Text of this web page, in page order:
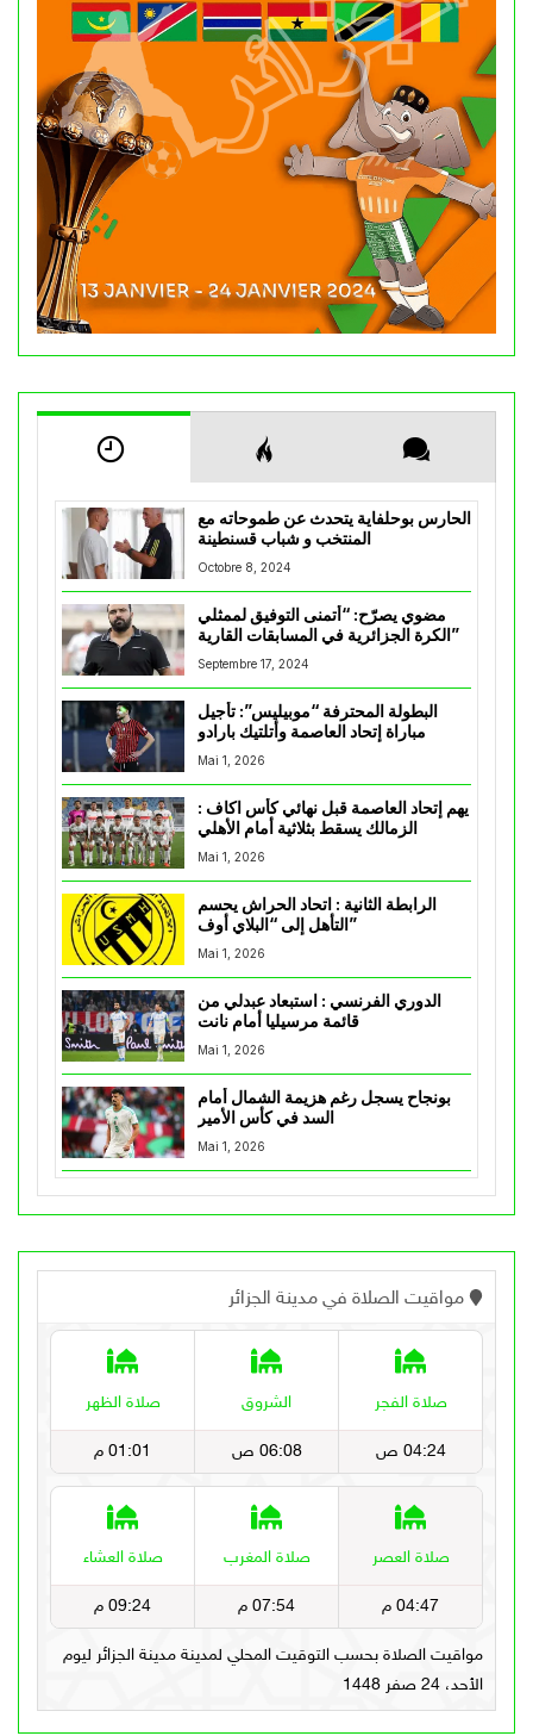
الحارس بوحلفاية يتحدث عن طموحاته مع
المنتخب و شباب قسنطينة
Octobre 8, 2024
مضوي يصرّح: “أتمنى التوفيق لممثلي
الكرة الجزائرية في المسابقات القارية”
Septembre 17, 2024
البطولة المحترفة “موبيليس”: تأجيل
مباراة إتحاد العاصمة وأتلتيك بارادو
Mai 1, 2026
يهم إتحاد العاصمة قبل نهائي كأس اكاف :
Mai 1, 2026
الرابطة الثانية : اتحاد الحراش يحسم
التأهل إلى “البلاي أوف”
Mai 1, 2026
الدوري الفرنسي : استبعاد عبدلي من
قائمة مرسيليا أمام نانت
Mai 1, 2026
بونجاح يسجل رغم هزيمة الشمال أمام
السد في كأس الأمير
Mai 1, 2026